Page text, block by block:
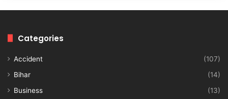
Categories
Accident
(107)
Bihar
(14)
Business
(13)